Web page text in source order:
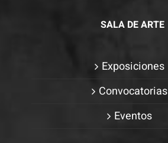
SALA DE ARTE
Exposiciones
Convocatorias
Eventos